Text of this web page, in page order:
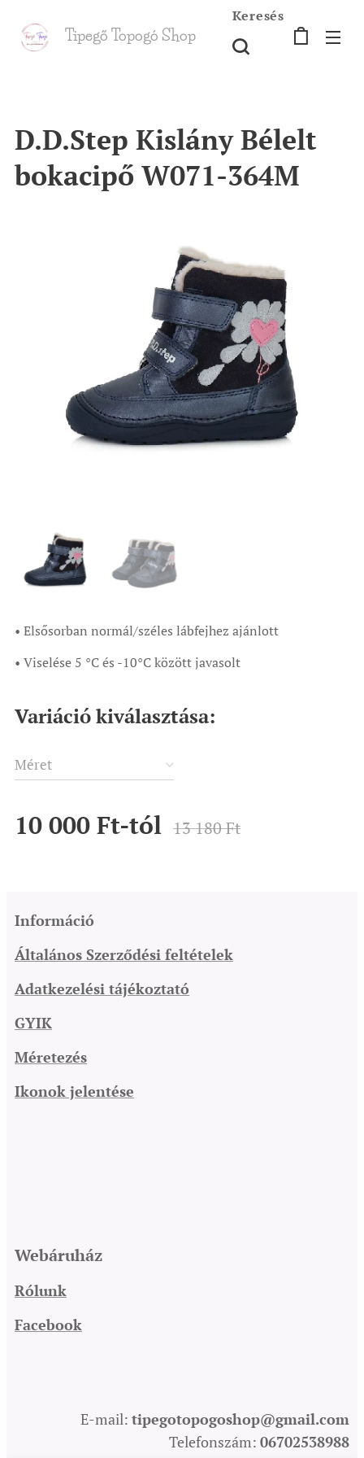
Tipegő Topogó Shop
Keresés
D.D.Step Kislány Bélelt
bokacipő W071-364M
• Elsősorban normál/széles lábfejhez ajánlott
• Viselése 5 °C és -10°C között javasolt
Variáció kiválasztása:
Méret
10 000 Ft-tól 13 180Ft
Információ
Általános Szerződési feltételek
Adatkezelési tájékoztató
GYIK
Méretezés
Ikonok jelentése
Webáruház
Rólunk
Facebook
E-mail: tipegotopogoshop@gmail.com
Telefonszám: 06702538988